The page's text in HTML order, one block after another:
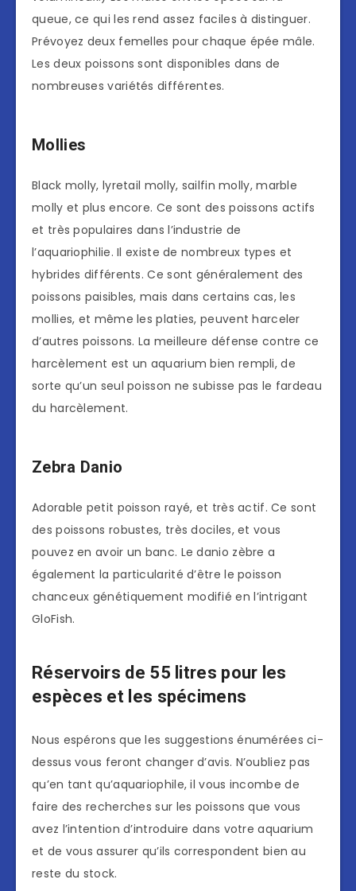
queue, ce qui les rend assez faciles à distinguer.
Prévoyez deux femelles pour chaque épée mâle.
Les deux poissons sont disponibles dans de
nombreuses variétés différentes.
Mollies
Black molly, lyretail molly, sailfin molly, marble
molly et plus encore. Ce sont des poissons actifs
et très populaires dans l’industrie de
l’aquariophilie. Il existe de nombreux types et
hybrides différents. Ce sont généralement des
poissons paisibles, mais dans certains cas, les
mollies, et même les platies, peuvent harceler
d’autres poissons. La meilleure défense contre ce
harcèlement est un aquarium bien rempli, de
sorte qu’un seul poisson ne subisse pas le fardeau
du harcèlement.
Zebra Danio
Adorable petit poisson rayé, et très actif. Ce sont
des poissons robustes, très dociles, et vous
pouvez en avoir un banc. Le danio zèbre a
également la particularité d’être le poisson
chanceux génétiquement modifié en l’intrigant
GloFish.
Réservoirs de 55 litres pour les
espèces et les spécimens
Nous espérons que les suggestions énumérées ci-
dessus vous feront changer d’avis. N’oubliez pas
qu’en tant qu’aquariophile, il vous incombe de
faire des recherches sur les poissons que vous
avez l’intention d’introduire dans votre aquarium
et de vous assurer qu’ils correspondent bien au
reste du stock.